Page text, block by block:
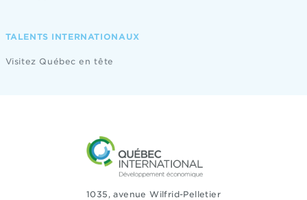
TALENTS INTERNATIONAUX
Visitez Québec en tête
1035, avenue Wilfrid-Pelletier